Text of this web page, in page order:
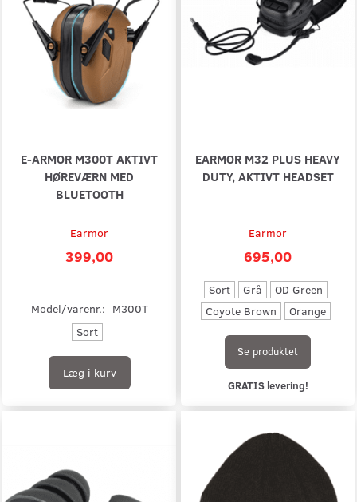
E-ARMOR M300T AKTIVT
HØREVÆRN MED
BLUETOOTH
Earmor
399,00
Model/varenr.: M300T
Sort
Læg i kurv
EARMOR M32 PLUS HEAVY
DUTY, AKTIVT HEADSET
Earmor
695,00
Sort Grå
OD Green
Coyote Brown
Orange
Se produktet
GRATIS levering!